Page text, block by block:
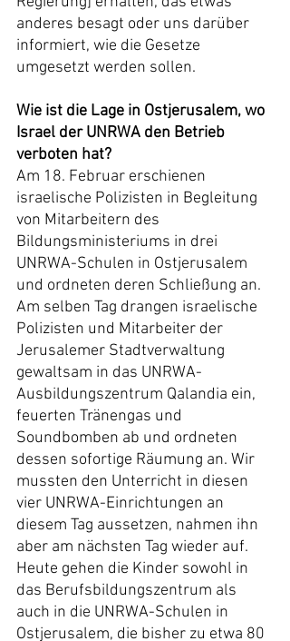
anderes besagt oder uns darüber
informiert, wie die Gesetze
umgesetzt werden sollen.
Wie ist die Lage in Ostjerusalem, wo
Israel der UNRWA den Betrieb
verboten hat?
Am 18. Februar erschienen
israelische Polizisten in Begleitung
von Mitarbeitern des
Bildungsministeriums in drei
UNRWA-Schulen in Ostjerusalem
und ordneten deren Schließung an.
Am selben Tag drangen israelische
Polizisten und Mitarbeiter der
Jerusalemer Stadtverwaltung
gewaltsam in das UNRWA-
Ausbildungszentrum Qalandia ein,
feuerten Tränengas und
Soundbomben ab und ordneten
dessen sofortige Räumung an. Wir
mussten den Unterricht in diesen
vier UNRWA-Einrichtungen an
diesem Tag aussetzen, nahmen ihn
aber am nächsten Tag wieder auf.
Heute gehen die Kinder sowohl in
das Berufsbildungszentrum als
auch in die UNRWA-Schulen in
Ostjerusalem, die bisher zu etwa 80